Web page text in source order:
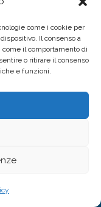
come i cookie per
Il consenso a
il comportamento di
o ritirare il consenso
e funzioni.
Di Livorno